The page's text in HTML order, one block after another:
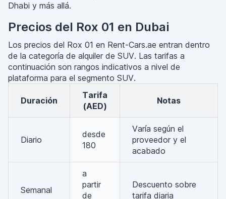
Dhabi y más allá.
Precios del Rox 01 en Dubai
Los precios del Rox 01 en Rent-Cars.ae entran dentro
de la categoría de alquiler de SUV. Las tarifas a
continuación son rangos indicativos a nivel de
plataforma para el segmento SUV.
Duración
Tarifa
(AED)
Notas
Diario
desde
180
Varía según el
proveedor y el
acabado
Semanal
a
partir
de
Descuento sobre
tarifa diaria